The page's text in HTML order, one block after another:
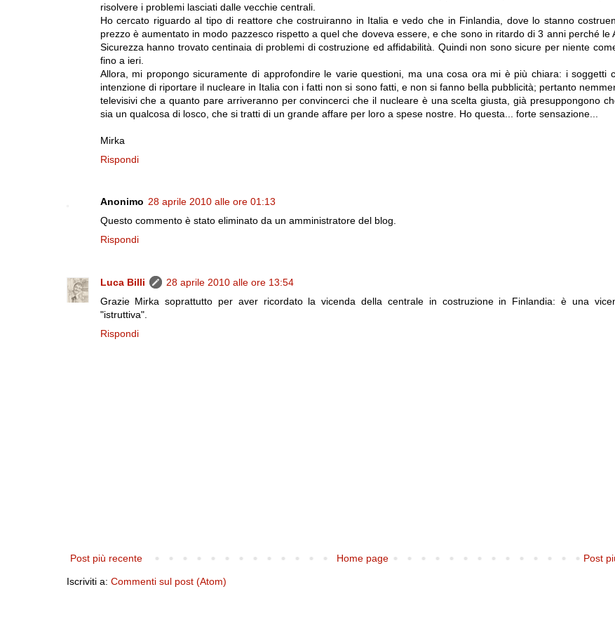
risolvere i problemi lasciati dalle vecchie centrali.
Ho cercato riguardo al tipo di reattore che costruiranno in Italia e vedo che in Finlandia, dove lo stanno
prezzo è aumentato in modo pazzesco rispetto a quel che doveva essere, e che sono in ritardo di 3 anni perché le
Sicurezza hanno trovato centinaia di problemi di costruzione ed affidabilità. Quindi non sono sicure per niente
fino a ieri.
Allora, mi propongo sicuramente di approfondire le varie questioni, ma una cosa ora mi è più chiara: i soggetti
intenzione di riportare il nucleare in Italia con i fatti non si sono fatti, e non si fanno bella pubblicità; pertanto
televisivi che a quanto pare arriveranno per convincerci che il nucleare è una scelta giusta, già presuppongono
sia un qualcosa di losco, che si tratti di un grande affare per loro a spese nostre. Ho questa... forte sensazione...
Mirka
Rispondi
Anonimo 28 aprile 2010 alle ore 01:13
Questo commento è stato eliminato da un amministratore del blog.
Rispondi
Luca Billi
28 aprile 2010 alle ore 13:54
Grazie Mirka soprattutto per aver ricordato la vicenda della centrale in costruzione in Finlandia: è una
"istruttiva".
Rispondi
Post più recente Post
Home page
Iscriviti a: Commenti sul post (Atom)